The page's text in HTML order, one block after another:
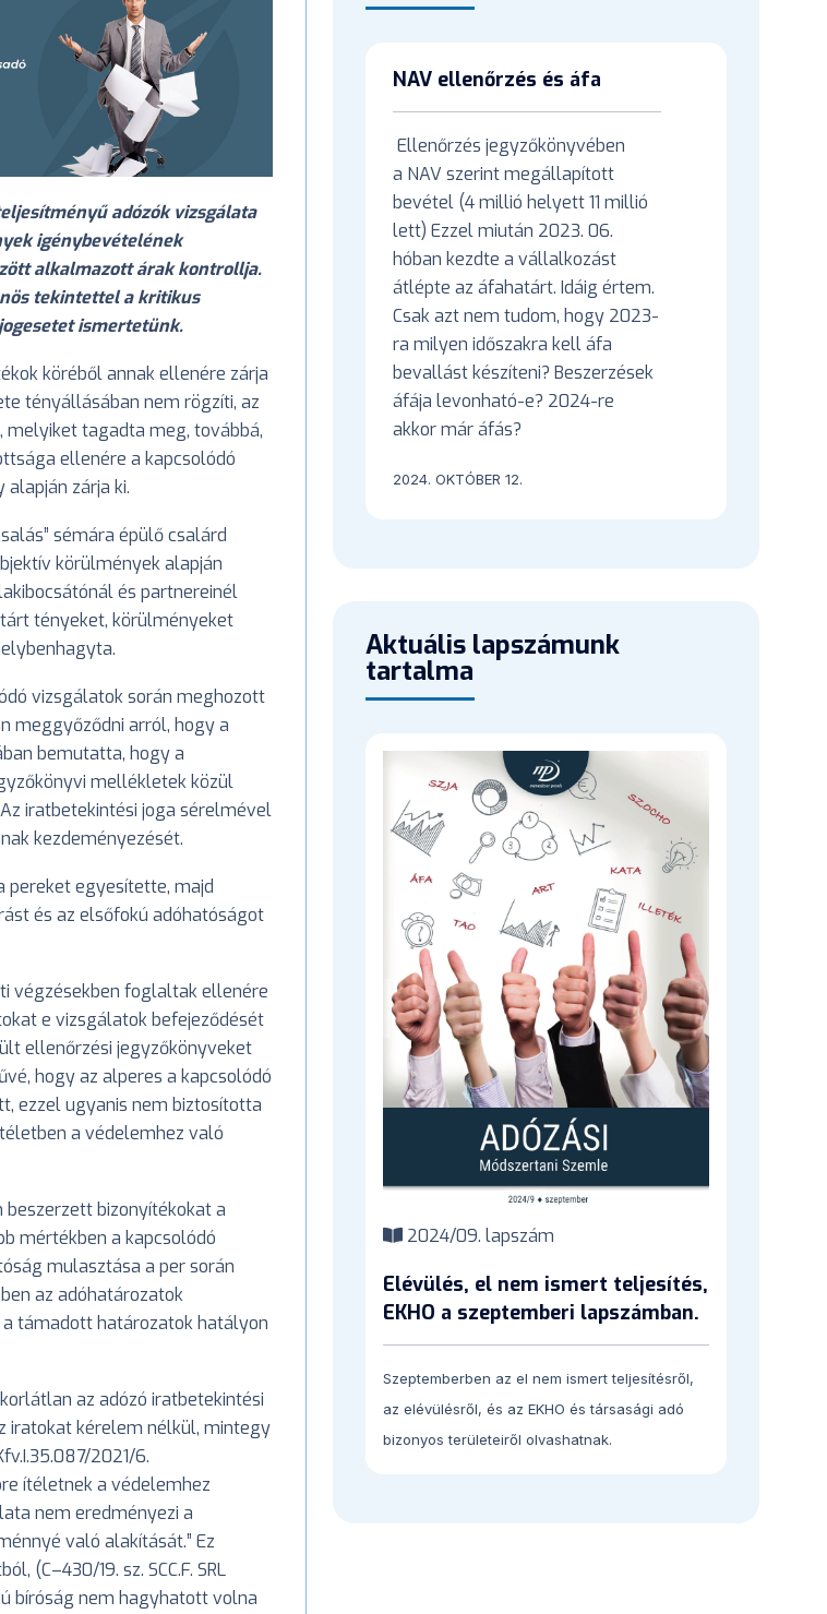
adózók vizsgálata
igénybevételének
alkalmazott árak kontrollja.
tekintettel a kritikus
ismertetünk.
köréből annak ellenére zárja
tényállásában nem rögzíti, az
tagadta meg, továbbá,
ellenére a kapcsolódó
zárja ki.
sémára épülő csalárd
körülmények alapján
és partnereinél
tényeket, körülményeket
vizsgálatok során meghozott
meggyőződni arról, hogy a
bemutatta, hogy a
mellékletek közül
iratbetekintési joga sérelmével
kezdeményezését.
pereket egyesítette, majd
és az elsőfokú adóhatóságot
végzésekben foglaltak ellenére
e vizsgálatok befejeződését
ellenőrzési jegyzőkönyveket
hogy az alperes a kapcsolódó
ezzel ugyanis nem biztosította
a védelemhez való
bizonyítékokat a
mértékben a kapcsolódó
mulasztása a per során
az adóhatározatok
támadott határozatok hatályon
az adózó iratbetekintési
iratokat kérelem nélkül, mintegy
2021/6.
ítéletnek a védelemhez
nem eredményezi a
való alakítását.” Ez
(C–430/19. sz. SCC.F. SRL
bíróság nem hagyhatott volna
NAV ellenőrzés és áfa
Ellenőrzés jegyzőkönyvében
a NAV szerint megállapított
bevétel (4 millió helyett 11 millió
lett) Ezzel miután 2023. 06.
hóban kezdte a vállalkozást
átlépte az áfahatárt. Idáig értem.
Csak azt nem tudom, hogy 2023-
ra milyen időszakra kell áfa
bevallást készíteni? Beszerzések
áfája levonható-e? 2024-re
akkor már áfás?
2024. OKTÓBER 12.
Aktuális lapszámunk
tartalma
2024/09. lapszám
Elévülés, el nem ismert teljesítés,
EKHO a szeptemberi lapszámban.
Szeptemberben az el nem ismert teljesítésről,
az elévülésről, és az EKHO és társasági adó
bizonyos területeiről olvashatnak.